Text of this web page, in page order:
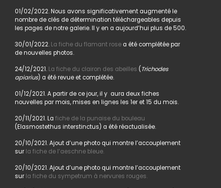
01/02/2022. Nous avons significativement augmenté le
nombre de clés de détermination téléchargeables depuis
les pages de notre galerie. Il y en a aujourd’hui plus de 500.
30/01/2022. La fiche du flamant rosea été complétée par
de nouvelles photos.
24/12/2021. La fiche du clairon des abeilles ( Trichodes
apiarius) a été revue et complétée.
01/12/2021. A partir de ce jour, il y aura deux fiches
nouvelles par mois, mises en lignes les 1er et 15 du mois.
20/11/2021. La fiche de la punaise du bouleau
(Elasmostethus interstinctus) a été réactualisée.
20/10/2021. Ajout d’une photo qui montre l’accouplement
sur la fiche de l’aeschne bleue.
20/10/2021. Ajout d’une photo qui montre l’accouplement
sur la fiche du sympetrum à nervures rouges.